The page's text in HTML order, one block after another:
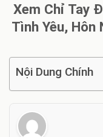
Xem Chỉ Tay
Tình Yêu,
Nội Dung Chính